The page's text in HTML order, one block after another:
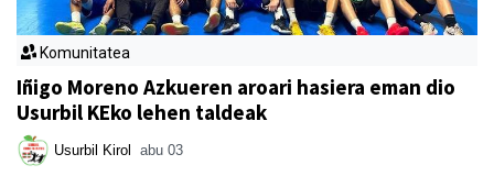
Komunitatea
Iñigo Moreno Azkueren aroari hasiera eman dio
Usurbil KEko lehen taldeak
Usurbil Kirol abu 03